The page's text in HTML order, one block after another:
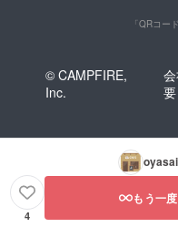
「QRコー
© CAMPFIRE,
Inc.
要
4
もう一